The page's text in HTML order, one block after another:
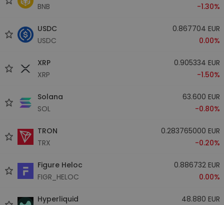
BNB
-1.30%
USDC
USDC
0.867704 EUR
0.00%
XRP
XRP
0.905334 EUR
-1.50%
Solana
SOL
63.600 EUR
-0.80%
TRON
TRX
0.283765000 EUR
-0.20%
Figure Heloc
FIGR_HELOC
0.886732 EUR
0.00%
Hyperliquid
48.880 EUR